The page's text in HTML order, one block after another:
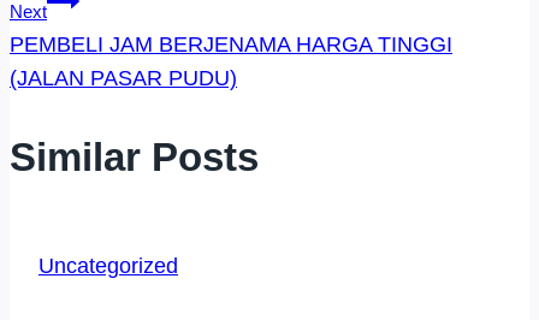
Next
PEMBELI JAM BERJENAMA HARGA TINGGI
(JALAN PASAR PUDU)
Similar Posts
Uncategorized